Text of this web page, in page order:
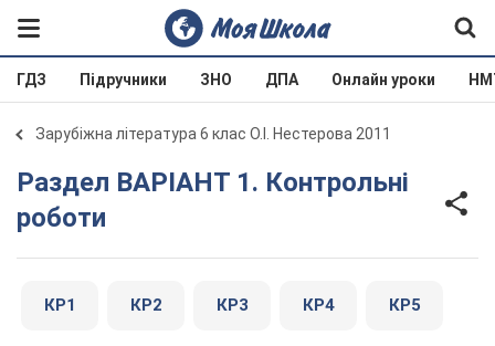
ГДЗ Підручники ЗНО ДПА Онлайн уроки
Зарубіжна література 6 клас О.І. Нестерова 2011
Раздел ВАРІАНТ 1. Контрольні
роботи
КР1 КР2 КР3 КР4 КР5